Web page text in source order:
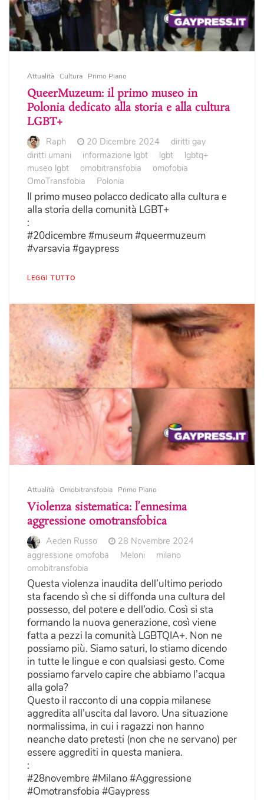
Attualità Cultura Primo Piano
QueerMuzeum: il primo museo in
Polonia dedicato alla storia e alla cultura
LGBT+
Raph 20 Dicembre 2024
diritti gay
diritti umani
informazione lgbt lgbt
lgbtq+
museo lgbt
omobitransfobia
omofobia
OmoTransfobia
Polonia
Il primo museo polacco dedicato alla cultura e
alla storia della comunità LGBT+
:
#20dicembre #museum #queermuzeum
#varsavia #gaypress
LEGGI TUTTO
Attualità Omobitransfobia Primo Piano
Violenza sistematica: l’ennesima
aggressione omotransfobica
Aeden Russo
28 Novembre 2024
aggressione omofoba
Meloni
milano
omobitransfobia
Questa violenza inaudita dell’ultimo periodo
sta facendo sì che si diffonda una cultura del
possesso, del potere e dell’odio. Così si sta
formando la nuova generazione, così viene
fatta a pezzi la comunità LGBTQIA+. Non ne
possiamo più. Siamo saturi, lo stiamo dicendo
in tutte le lingue e con qualsiasi gesto. Come
possiamo farvelo capire che abbiamo l’acqua
alla gola?
Questo il racconto di una coppia milanese
aggredita all’uscita dal lavoro. Una situazione
normalissima, in cui i ragazzi non hanno
neanche dato pretesti (non che ne servano) per
essere aggrediti in questa maniera.
:
#28novembre #Milano #Aggressione
#Omotransfobia #Gaypress